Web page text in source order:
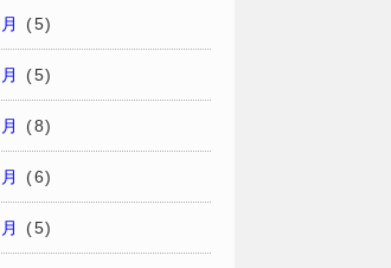
(5)
(5)
(8)
(6)
(5)